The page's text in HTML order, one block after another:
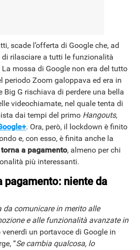
scade l’offerta di Google che, ad
di rilasciare a tutti le funzionalità
La mossa di Google non era del tutto
periodo Zoom galoppava ed era in
G rischiava di perdere una bella
videochiamate, nel quale tenta di
dai tempi del primo Hangouts,
. Ora, però, il lockdown è finito
e, con esso, è finita anche la
a pagamento, almeno per chi
più interessanti.
pagamento: niente da
da comunicare in merito alle
e alle funzionalità avanzate in
venerdì un portavoce di Google in
“Se cambia qualcosa, lo